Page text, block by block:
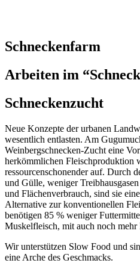
Schneckenfarm
Arbeiten im
Schneckenzucht
Neue Konzepte der urbanen
wesentlich entlasten. Am
Weinbergschnecken-Zucht eine
herkömmlichen Fleischproduktion
ressourcenschonender auf. Durch
und Gülle, weniger
und Flächenverbrauch, sind sie
Alternative zur konventionellen
benötigen 85 % weniger
Muskelfleisch, mit auch noch mehr
Wir unterstützen Slow Food und
eine Arche des Geschmacks.